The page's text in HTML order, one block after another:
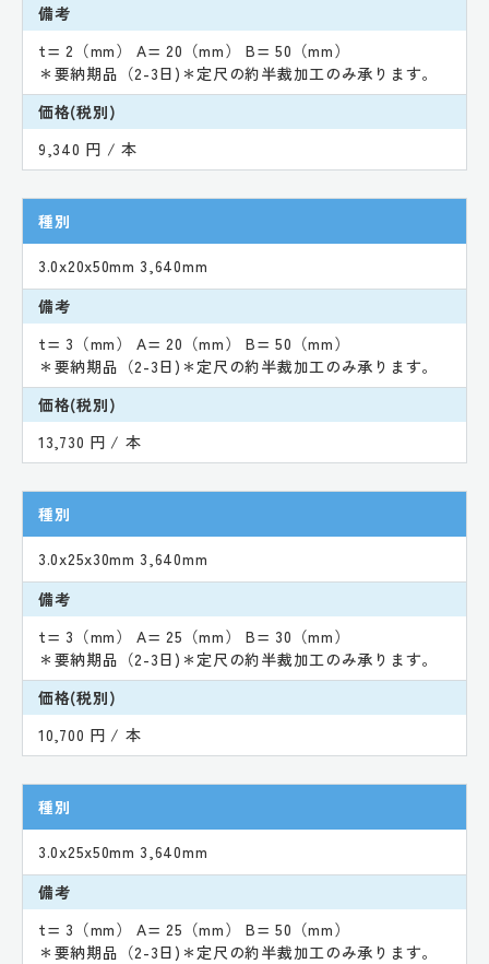
備考
t= 2（mm） A= 20（mm） B= 50（mm）
＊要納期品（2-3日)＊定尺の約半裁加工のみ承ります。
価格(税別)
9,340 円 / 本
種別
3.0x20x50mm 3,640mm
備考
t= 3（mm） A= 20（mm） B= 50（mm）
＊要納期品（2-3日)＊定尺の約半裁加工のみ承ります。
価格(税別)
13,730 円 / 本
種別
3.0x25x30mm 3,640mm
備考
t= 3（mm） A= 25（mm） B= 30（mm）
＊要納期品（2-3日)＊定尺の約半裁加工のみ承ります。
価格(税別)
10,700 円 / 本
種別
3.0x25x50mm 3,640mm
備考
t= 3（mm） A= 25（mm） B= 50（mm）
＊要納期品（2-3日)＊定尺の約半裁加工のみ承ります。